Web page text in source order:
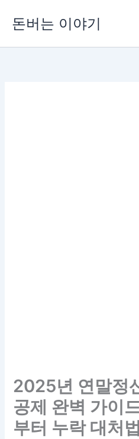
로
돈버는 이야기
2025년 연말정
공제 완벽 가이
부터 누락 대처